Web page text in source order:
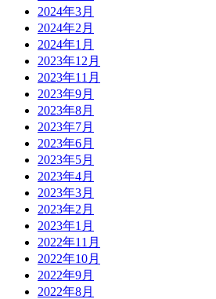
2024年3月
2024年2月
2024年1月
2023年12月
2023年11月
2023年9月
2023年8月
2023年7月
2023年6月
2023年5月
2023年4月
2023年3月
2023年2月
2023年1月
2022年11月
2022年10月
2022年9月
2022年8月